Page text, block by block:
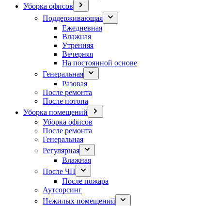
Уборка офисов
Поддерживающая
Ежедневная
Влажная
Утренняя
Вечерняя
На постоянной основе
Генеральная
Разовая
После ремонта
После потопа
Уборка помещений
Уборка офисов
После ремонта
Генеральная
Регулярная
Влажная
После ЧП
После пожара
Аутсорсинг
Нежилых помещений